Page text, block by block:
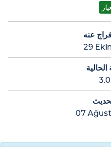
عنه
29
الحالية
07